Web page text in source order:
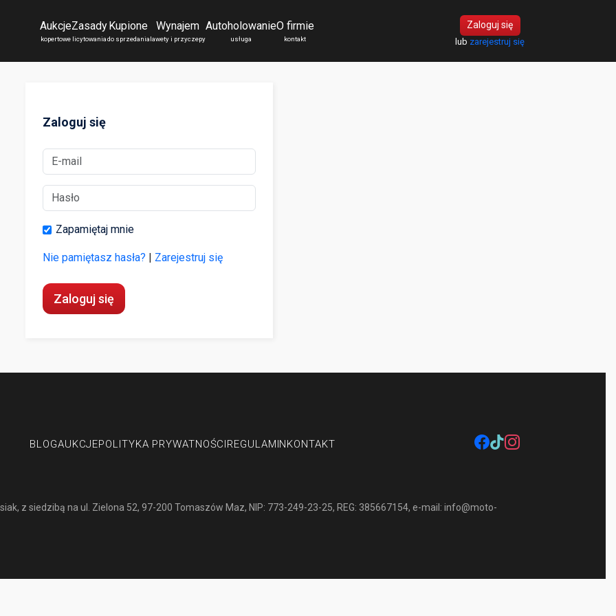
Aukcje
kopertowe
Zasady
licytowania
Kupione
do sprzedania
Wynajem
lawety i przyczepy
Autoholowanie
usługa
O firmie
kontakt
Zaloguj się
lub zarejestruj się
Zaloguj się
Zapamiętaj mnie
Nie pamiętasz hasła? | Zarejestruj się
Zaloguj się
BLOGAUKCJEPOLITYKA PRYWATNOŚCIREGULAMINKONTAKT facebook
tiktokinstagram
, z siedzibą na ul. Zielona 52, 97-200 Tomaszów Maz, NIP: 773-249-23-25, REG: 385667154, e-mail: info@moto-
Przerwa urlopowa MOTO-SWISS